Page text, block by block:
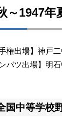
～1947年
権出場】神戸二
バツ出場】明
国中等学校